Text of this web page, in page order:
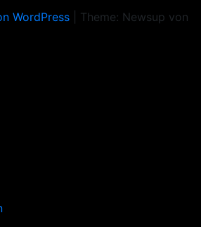
WordPress
Theme: Newsup von